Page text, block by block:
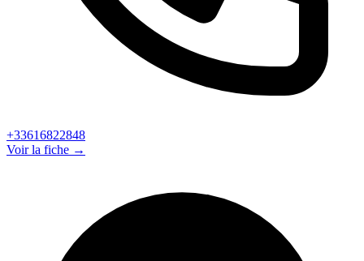
+33616822848
Voir la fiche →